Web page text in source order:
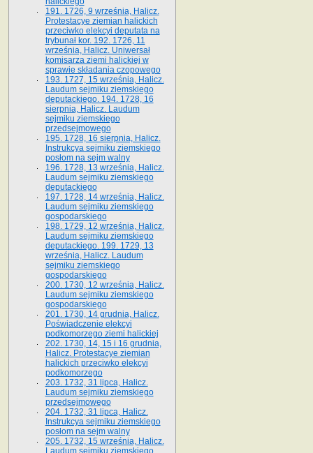
191. 1726, 9 września, Halicz.
Protestacye ziemian halickich
przeciwko elekcyi deputata na
trybunał kor. 192. 1726, 11
września, Halicz. Uniwersał
komisarza ziemi halickiej w
sprawie składania czopowego
193. 1727, 15 września, Halicz.
Laudum sejmiku ziemskiego
deputackiego. 194. 1728, 16
sierpnia, Halicz. Laudum
sejmiku ziemskiego
przedsejmowego
195. 1728, 16 sierpnia, Halicz.
Instrukcya sejmiku ziemskiego
posłom na sejm walny
196. 1728, 13 września, Halicz.
Laudum sejmiku ziemskiego
deputackiego
197. 1728, 14 września, Halicz.
Laudum sejmiku ziemskiego
gospodarskiego
198. 1729, 12 września, Halicz.
Laudum sejmiku ziemskiego
deputackiego. 199. 1729, 13
września, Halicz. Laudum
sejmiku ziemskiego
gospodarskiego
200. 1730, 12 września, Halicz.
Laudum sejmiku ziemskiego
gospodarskiego
201. 1730, 14 grudnia, Halicz.
Poświadczenie elekcyi
podkomorzego ziemi halickiej
202. 1730, 14, 15 i 16 grudnia,
Halicz. Protestacye ziemian
halickich przeciwko elekcyi
podkomorzego
203. 1732, 31 lipca, Halicz.
Laudum sejmiku ziemskiego
przedsejmowego
204. 1732, 31 lipca, Halicz.
Instrukcya sejmiku ziemskiego
posłom na sejm walny
205. 1732, 15 września, Halicz.
Laudum sejmiku ziemskiego